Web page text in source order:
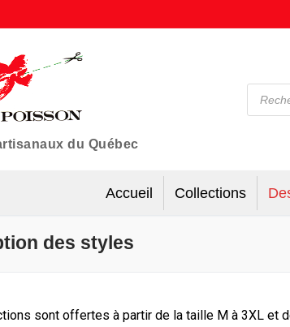
du Québec
Accueil Collections
des styles
sont offertes à partir de la taille M à 3XL et